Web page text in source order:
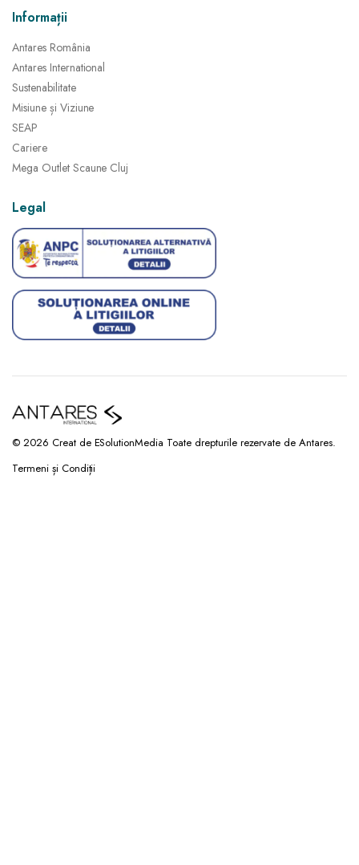
Informații
Antares România
Antares International
Sustenabilitate
Misiune și Viziune
SEAP
Cariere
Mega Outlet Scaune Cluj
Legal
© 2026 Creat de ESolutionMedia Toate drepturile rezervate de Antares.
Termeni și Condiții